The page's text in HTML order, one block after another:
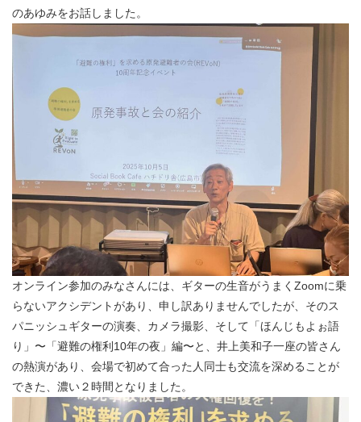
のあゆみをお話しました。
オンライン参加のみなさんには、ギターの生音がうまくZoomに乗
らないアクシデントがあり、申し訳ありませんでしたが、そのス
パニッシュギターの演奏、カメラ撮影、そして「ほんじもよぉ語
り」〜「避難の権利10年の夜」編〜と、井上美和子一座の皆さん
の熱演があり、会場で初めて合った人同士も交流を深めることが
できた、濃い２時間となりました。